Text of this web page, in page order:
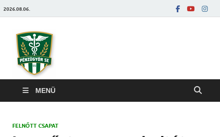
2026.08.06.
MENÜ
FELNŐTT CSAPAT